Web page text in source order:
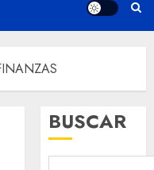
BUSCAR